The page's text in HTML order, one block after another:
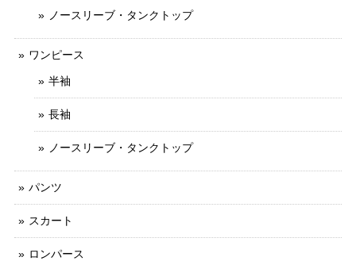
ノースリーブ・タンクトップ
ワンピース
半袖
長袖
ノースリーブ・タンクトップ
パンツ
スカート
ロンパース